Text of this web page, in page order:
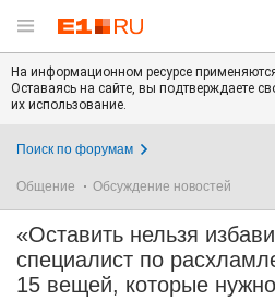
На информационном ресурсе
Оставаясь на сайте, вы подтверждаете
их использование.
Поиск по форумам
Общение Обсуждение новостей
«Оставить нельзя
специалист по
15 вещей, которые